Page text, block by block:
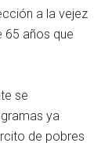
a la vejez
65 años que
se
ya
de pobres